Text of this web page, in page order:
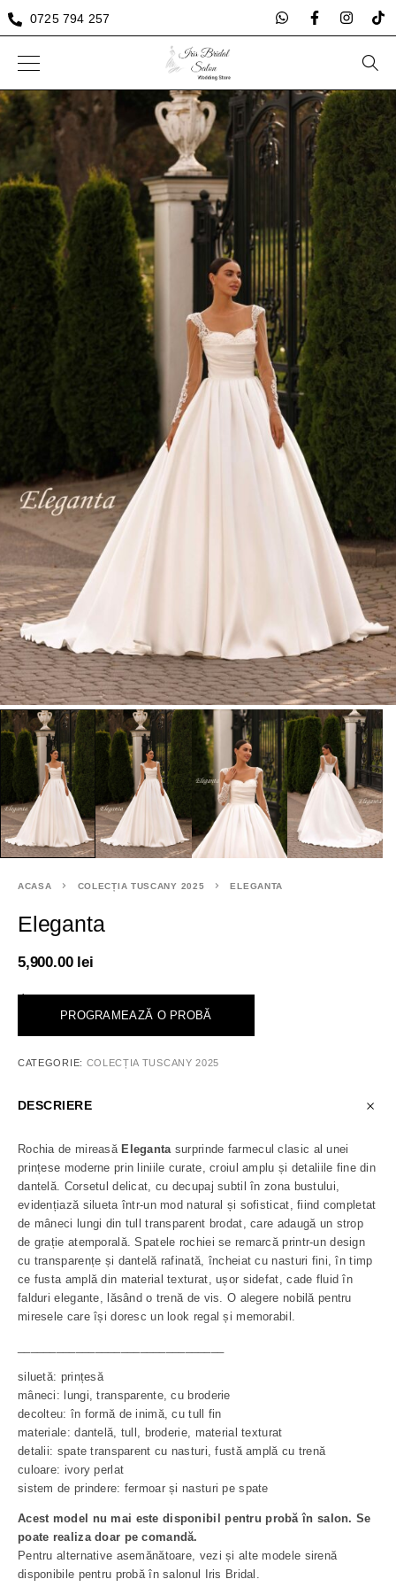
0725 794 257
ACASA COLECȚIA TUSCANY 2025 ELEGANTA
Eleganta
5,900.00 lei
<
PROGRAMEAZĂ O PROBĂ
CATEGORIE: COLECȚIA TUSCANY 2025
DESCRIERE
Rochia de mireasă Elegantasurprinde farmecul clasic al unei
prințese moderne prin liniile curate, croiul amplu și detaliile fine din
dantelă. Corsetul delicat, cu decupaj subtil în zona bustului,
evidențiază silueta într-un mod natural și sofisticat, fiind completat
de mâneci lungi din tull transparent brodat, care adaugă un strop
de grație atemporală. Spatele rochiei se remarcă printr-un design
cu transparențe și dantelă rafinată, încheiat cu nasturi fini, în timp
ce fusta amplă din material texturat, ușor sidefat, cade fluid în
falduri elegante, lăsând o trenă de vis. O alegere nobilă pentru
miresele care își doresc un look regal și memorabil.
siluetă: prințesă
mâneci: lungi, transparente, cu broderie
decolteu: în formă de inimă, cu tull fin
materiale: dantelă, tull, broderie, material texturat
detalii: spate transparent cu nasturi, fustă amplă cu trenă
culoare: ivory perlat
sistem de prindere: fermoar și nasturi pe spate
Acest model nu mai este disponibil pentru probă în salon. Se
poate realiza doar pe comandă.
Pentru alternative asemănătoare, vezi și alte modele sirenă
disponibile pentru probă în salonul Iris Bridal.